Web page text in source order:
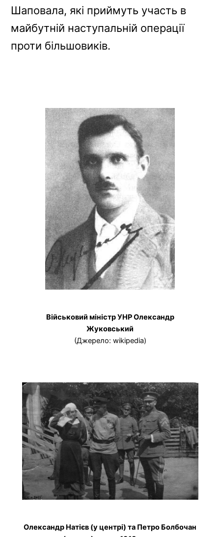
Шаповала, які приймуть участь в
майбутній наступальній операції
проти більшовиків.
Військовий міністр УНР Олександр
Жуковський
(Джерело: wikipedia)
Олександр Натієв (у центрі) та Петро Болбочан